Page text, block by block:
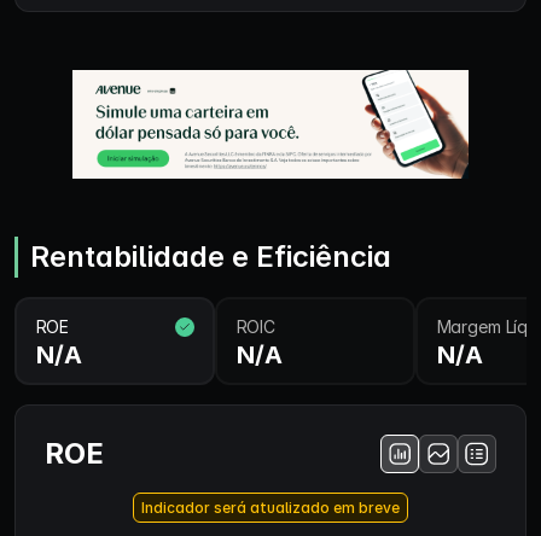
Rentabilidade e Eficiência
ROE
N/A
ROIC
N/A
Margem
N/A
ROE
Indicador será atualizado em breve